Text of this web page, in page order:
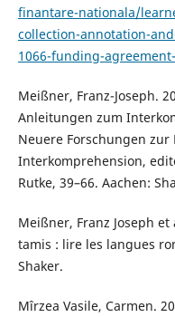
finantare-nationala/
collection-annotation-
1066-funding-
Meißner, Franz-Joseph.
Anleitungen zum
Neuere Forschungen zur
Interkomprehension,
Rutke, 39–66. Aachen:
Meißner, Franz Joseph et
tamis : lire les langues
Shaker.
Mîrzea Vasile, Carmen.